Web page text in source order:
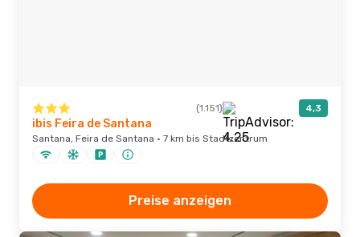
(1.151) 4,3
ibis Feira de Santana
Santana, Feira de Santana · 7 km bis Stadtzentrum
Preise anzeigen